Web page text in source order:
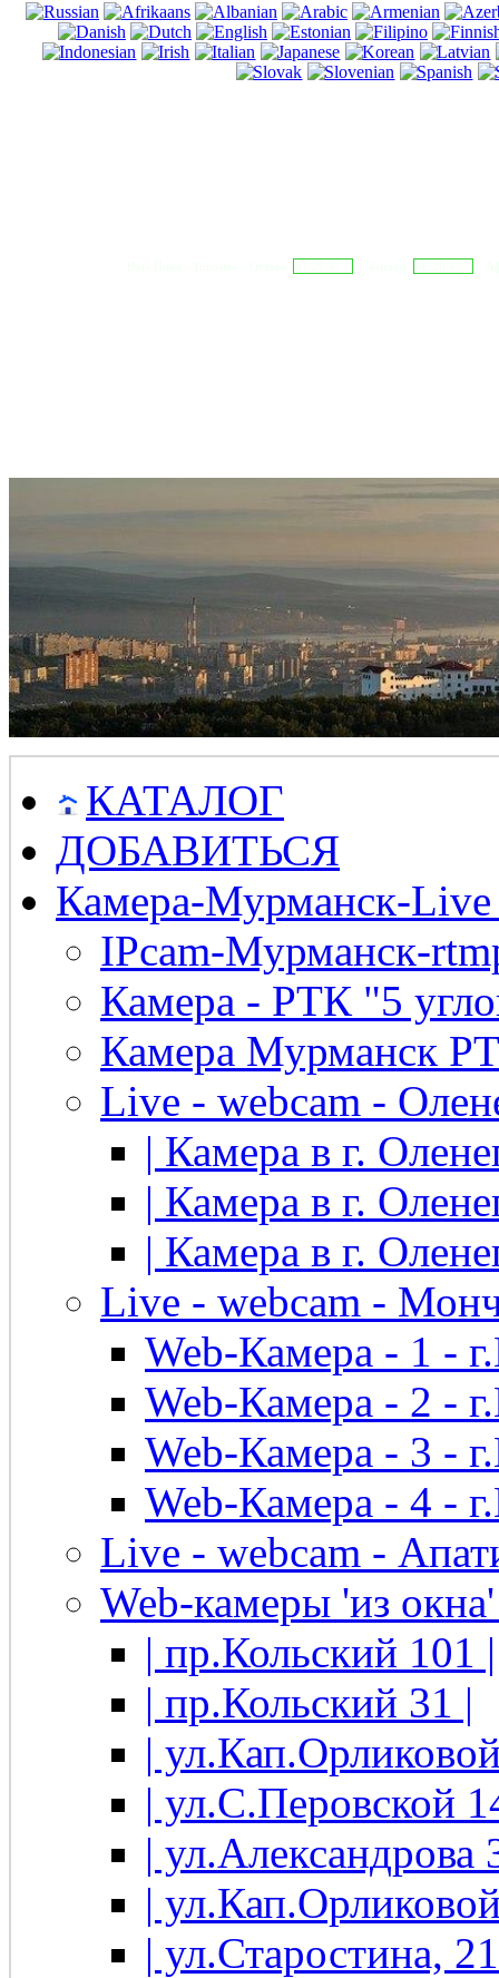
КАТАЛОГ
ДОБАВИТЬСЯ
Камера-Мурманск-
IPcam-Мурманск-
Камера - РТК "5
Камера Мурманск
Live - webcam -
| Камера в г.
| Камера в г.
| Камера в г.
Live - webcam -
Web-Камера - 1 -
Web-Камера - 2 -
Web-Камера - 3 -
Web-Камера - 4 -
Live - webcam -
Web-камеры 'из
| пр.Кольский 101 |
| пр.Кольский 31 |
|
| ул.С.Перовской
| ул.Александрова
|
| ул.Старостина,